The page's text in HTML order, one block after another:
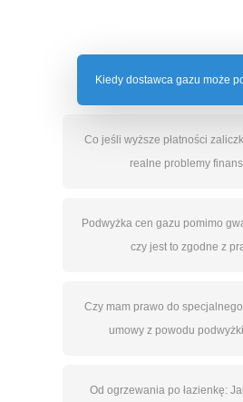
Kiedy dostawca gazu może
Co jeśli wyższe płatności
realne problemy
Podwyżka cen gazu pomimo
czy jest to zgodne z
Czy mam prawo do
umowy z powodu
Od ogrzewania po łazienkę: